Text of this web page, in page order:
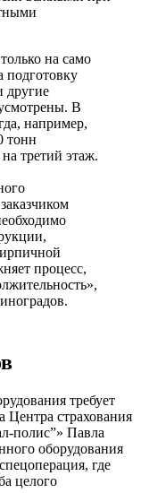
на само
подготовку
В
например,
тонн
третий этаж.
процесс,
требует
страхования
­полис”» Павла
оборудования
где
целого